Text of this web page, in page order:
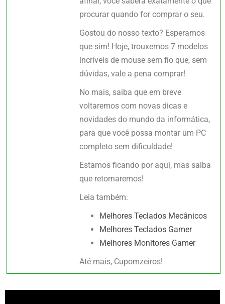
procurar quando for comprar o seu.
Gostou do nosso texto? Esperamos
que sim! Hoje, trouxemos 7 modelos
incríveis de mouse sem fio que, sem
dúvidas, vale a pena comprar!
No mais, saiba que em breve
voltaremos com novas dicas e
novidades do mundo da informática,
para que você possa montar um PC
completo sem dificuldade!
Estamos ficando por aqui, mas saiba
que retornaremos!
Leia também:
Melhores Teclados Mecânicos
Melhores Teclados Gamer
Melhores Monitores Gamer
Até mais, Cupomzeiros!